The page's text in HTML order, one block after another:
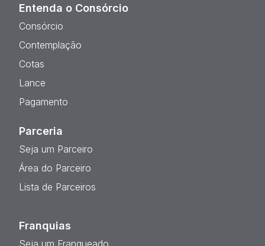
Entenda o Consórcio
Consórcio
Contemplação
Cotas
Lance
Pagamento
Parceria
Seja um Parceiro
Área do Parceiro
Lista de Parceiros
Franquias
Seja um Franqueado